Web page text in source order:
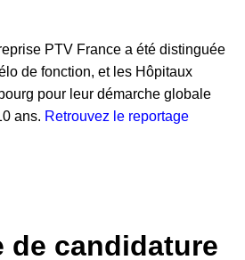
PTV France a été distinguée
de fonction, et les Hôpitaux
pour leur démarche globale
ans. Retrouvez le reportage
de candidature